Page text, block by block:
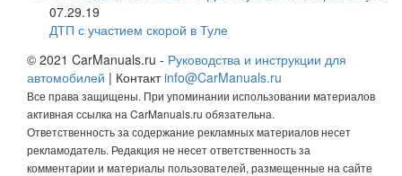
07.29.19
ДТП с участием скорой в Туле
© 2021 CarManuals.ru - Руководства и инструкции для
автомобилей | Контактinfo@CarManuals.ru
Все права защищены. При упоминании использовании материалов
активная ссылка на CarManuals.ru обязательна.
Ответственность за содержание рекламных материалов несет
рекламодатель. Редакция не несет ответственность за
комментарии и материалы пользователей, размещенные на сайте